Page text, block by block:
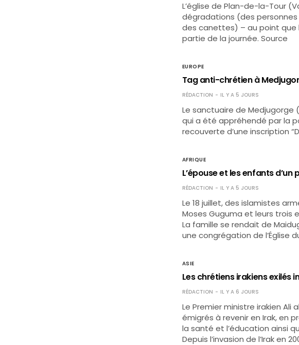
L’église de Plan-de-la-Tour
dégradations (des
des canettes) – au point que
partie de la journée. Source
EUROPE
Tag anti-chrétien à
RÉDACTION IL Y A 5 JOURS
Le sanctuaire de Medjugorge
qui a été appréhendé par la
recouverte d’une inscription
AFRIQUE
L’épouse et les enfants
RÉDACTION IL Y A 5 JOURS
Le 18 juillet, des islamistes
Moses Guguma et leurs trois
La famille se rendait de
une congrégation de l’Église
ASIE
Les chrétiens irakiens exilés
RÉDACTION IL Y A 6 JOURS
Le Premier ministre irakien
émigrés à revenir en Irak, en
la santé et l’éducation ainsi
Depuis l’invasion de l’Irak en